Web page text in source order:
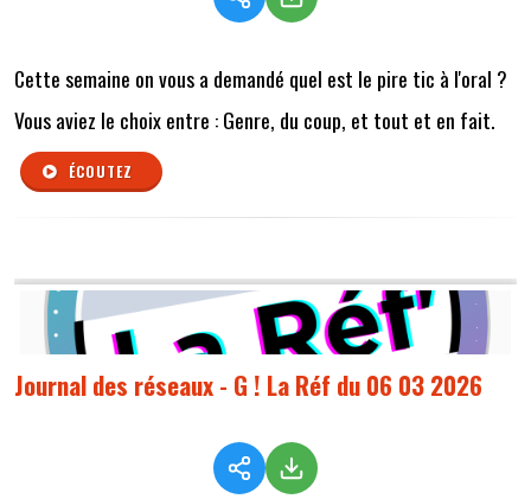
Cette semaine on vous a demandé quel est le pire tic à l'oral ?
Vous aviez le choix entre : Genre, du coup, et tout et en fait.
ÉCOUTEZ
Journal des réseaux - G ! La Réf du 06 03 2026